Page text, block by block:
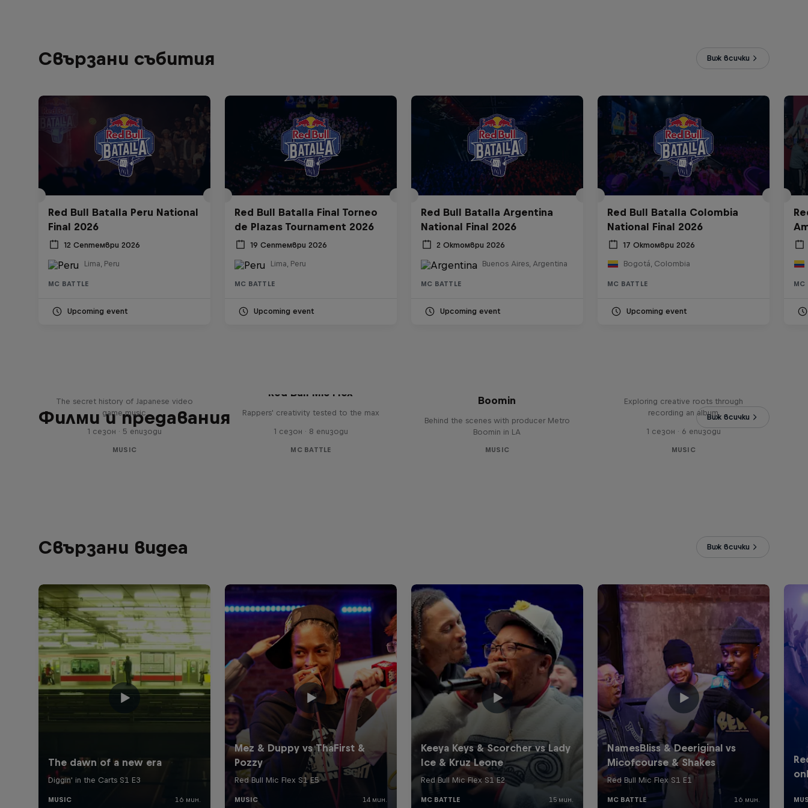
Свързани събития Виж всички
Red Bull Batalla Peru National
Final 2026
12 Септември 2026
Lima, Peru
MC BATTLE
Upcoming event
Red Bull Batalla Final Torneo
de Plazas Tournament 2026
19 Септември 2026
Lima, Peru
MC BATTLE
Upcoming event
Red Bull Batalla Argentina
National Final 2026
2 Октомври 2026
Buenos Aires, Argentina
MC BATTLE
Upcoming event
Red Bull Batalla Colombia
National Final 2026
17 Октомври 2026
Bogotá, Colombia
MC BATTLE
Upcoming event
MC
Филми и предавания Виж всички
The secret history of Japanese video
game music
1 сезон · 5 епизоди
MUSIC
Red Bull Mic Flex
Rappers' creativity tested to the max
1 сезон · 8 епизоди
MC BATTLE
Boomin
Behind the scenes with producer Metro
Boomin in LA
MUSIC
Exploring creative roots through
recording an album
1 сезон · 6 епизоди
MUSIC
Свързани видеа Виж всички